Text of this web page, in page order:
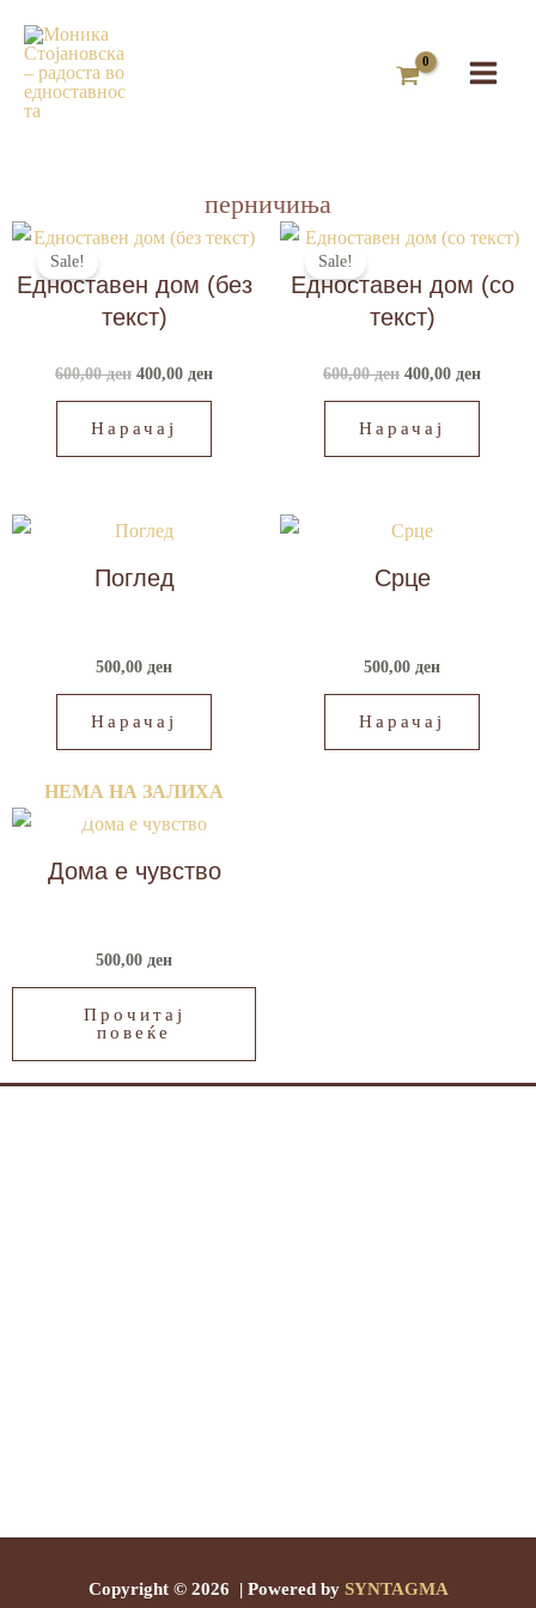
content
перничиња
Sale!
Едноставен дом (без
текст)
600,00ден
Original
price
600,00 ден.
400,00 ден
Current
is:
400,00 ден.
Нарачај
Sale!
Едноставен дом (со
текст)
600,00ден
Original
price
600,00 ден.
400,00 ден
price
is:
400,00
Нарачај
Поглед
500,00 ден
Нарачај
Срце
500,00 ден
Нарачај
НЕМА НА ЗАЛИХА
Дома е чувство
500,00 ден
Прочитај
повеќе
Copyright © 2026 | Powered by SYNTAGMA